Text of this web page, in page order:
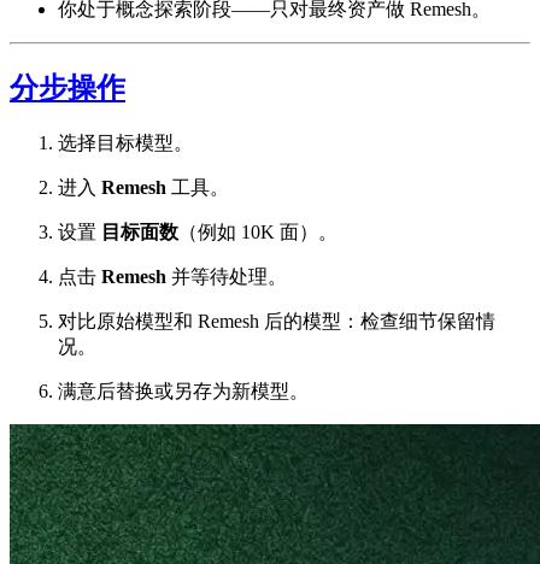
你处于概念探索阶段——只对最终资产做 Remesh。
分步操作
选择目标模型。
进入 Remesh 工具。
设置 目标面数 （例如 10K 面）。
点击 Remesh 并等待处理。
对比原始模型和 Remesh 后的模型：检查细节保留情
况。
满意后替换或另存为新模型。